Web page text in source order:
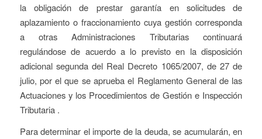
la obligación de prestar garantía en solicitudes de
aplazamiento o fraccionamiento cuya gestión corresponda
a otras Administraciones Tributarias continuará
regulándose de acuerdo a lo previsto en la disposición
adicional segunda del Real Decreto 1065/2007, de 27 de
julio, por el que se aprueba el Reglamento General de las
Actuaciones y los Procedimientos de Gestión e Inspección
Tributaria .
Para determinar el importe de la deuda, se acumularán, en